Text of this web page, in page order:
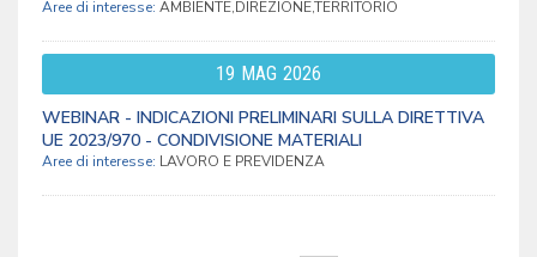
Aree di interesse: AMBIENTE,DIREZIONE,TERRITORIO
19 MAG 2026
WEBINAR - INDICAZIONI PRELIMINARI SULLA DIRETTIVA
UE 2023/970 - CONDIVISIONE MATERIALI
Aree di interesse: LAVORO E PREVIDENZA